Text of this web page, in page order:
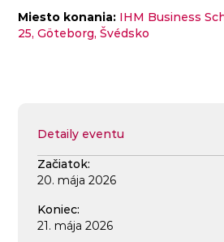
Miesto konania: IHM Business
25, Göteborg, Švédsko
Detaily eventu
Začiatok:
20. mája 2026
Koniec:
21. mája 2026